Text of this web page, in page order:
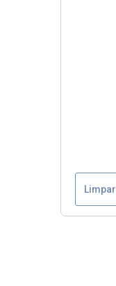
Limpar